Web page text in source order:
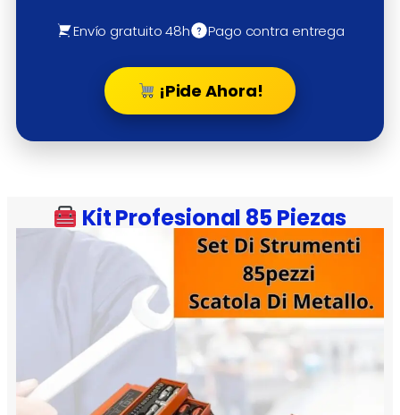
Envío gratuito 48h Pago contra entrega
¡Pide Ahora!
Kit Profesional 85 Piezas